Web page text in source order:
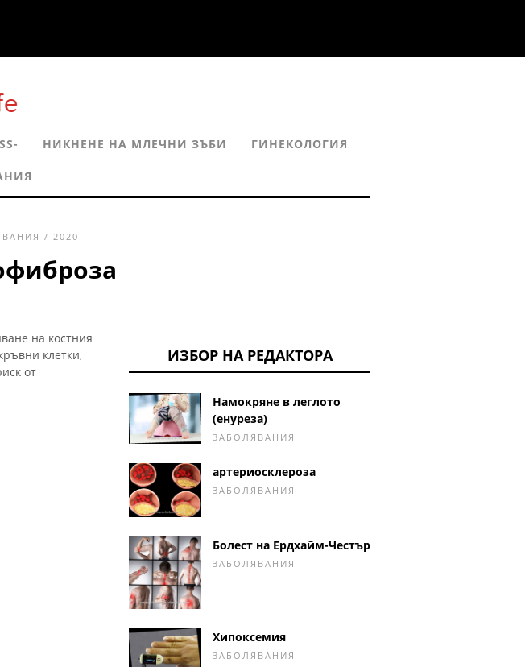
НИКНЕНЕ НА МЛЕЧНИ ЗЪБИ ГИНЕКОЛОГИЯ
/ 2020
на костния
клетки,
от
ИЗБОР НА РЕДАКТОРА
Намокряне в леглото
(енуреза)
ЗАБОЛЯВАНИЯ
артериосклероза
ЗАБОЛЯВАНИЯ
Болест на Ердхайм-Честър
ЗАБОЛЯВАНИЯ
Хипоксемия
ЗАБОЛЯВАНИЯ